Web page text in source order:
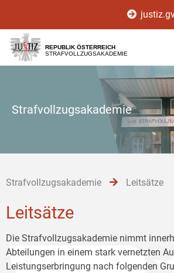
[1]
[2]
[3]
REPUBLIK ÖSTERREICH
STRAFVOLLZUGSAKADEMIE
Strafvollzugsakademie
Strafvollzugsakademie Leitsätze
Leitsätze
Die Strafvollzugsakademie nimmt
Abteilungen in einem stark vernetzten
Leistungserbringung nach folgenden